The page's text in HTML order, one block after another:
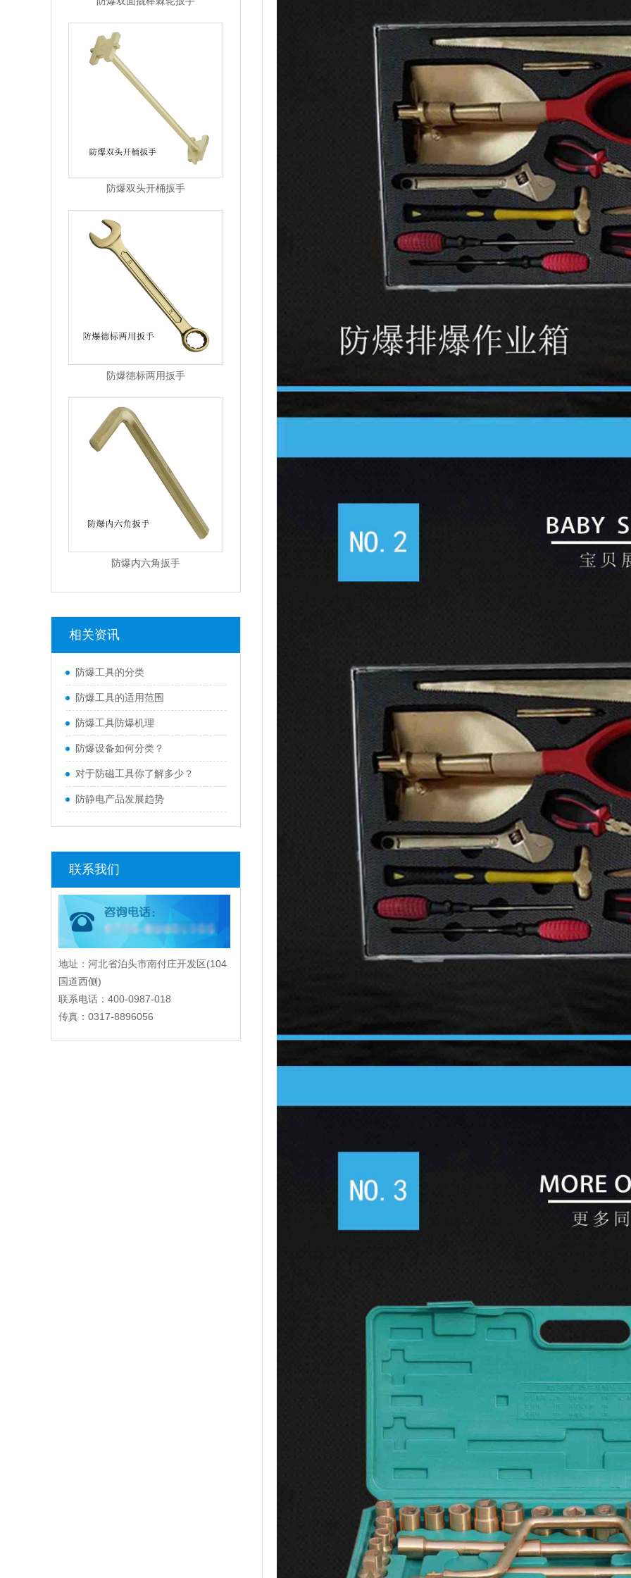
防爆双头开桶扳手
防爆德标两用扳手
防爆内六角扳手
相关资讯
防爆工具的分类
防爆工具的适用范围
防爆工具防爆机理
防爆设备如何分类？
对于防磁工具你了解多少？
防静电产品发展趋势
联系我们
地址：河北省泊头市南付庄开发区(104
国道西侧)
联系电话：400-0987-018
传真：0317-8896056